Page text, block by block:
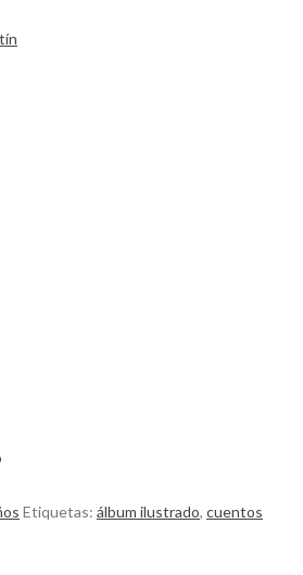
Etiquetas: álbum ilustrado, cuentos